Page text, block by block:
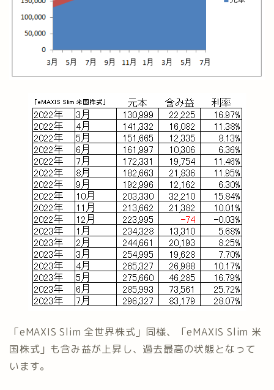
「eMAXIS Slim 全世界株式」同様、「eMAXIS Slim 米
国株式」も含み益が上昇し、過去最高の状態となって
います。